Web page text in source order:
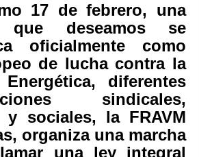
17 de febrero, una
que deseamos se
oficialmente como
de lucha contra la
Energética, diferentes
sindicales,
y sociales, la FRAVM
organiza una marcha
una ley integral